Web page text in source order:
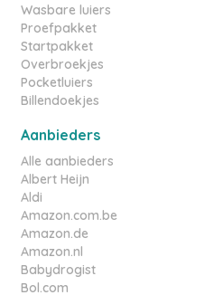
Wasbare luiers
Proefpakket
Startpakket
Overbroekjes
Pocketluiers
Billendoekjes
Aanbieders
Alle aanbieders
Albert Heijn
Aldi
Amazon.com.be
Amazon.de
Amazon.nl
Babydrogist
Bol.com